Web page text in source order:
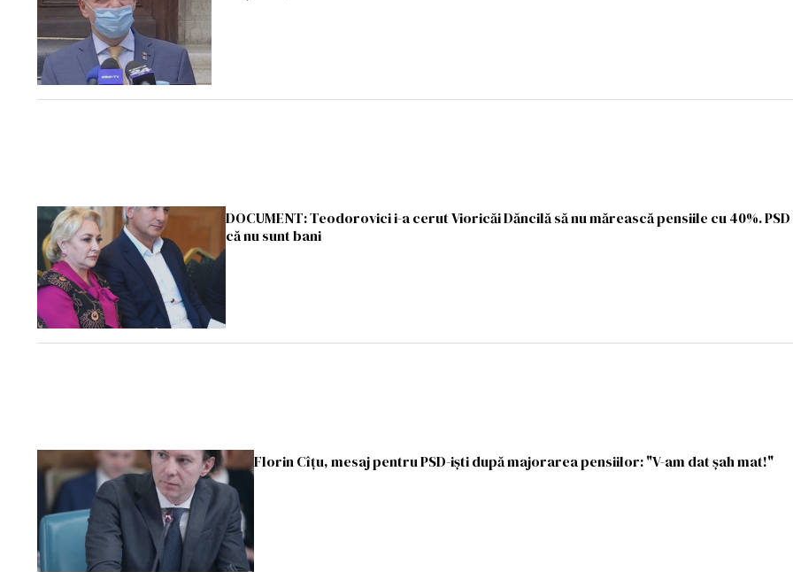
DOCUMENT: Teodorovici i-a cerut Vioricăi Dăncilă să nu mărească pensiile cu 40%. PSD
că nu sunt bani
Florin Cîțu, mesaj pentru PSD-iști după majorarea pensiilor: "V-am dat șah mat!"